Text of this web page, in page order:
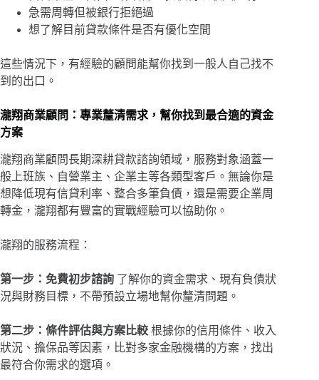
急需周轉但被銀行拒絕過
想了解目前貸款條件是否有優化空間
這些情況下，有經驗的顧問能幫你找到一般人自己找不
到的出口。
瀧翔商業顧問：專業釐清需求，幫你找到最合適的資金
方案
瀧翔商業顧問長期深耕貸款諮詢領域，服務對象涵蓋一
般上班族、自營業主、企業主等各類型客戶。無論你是
想降低現有信貸利率、整合多筆負債，還是需要企業周
轉金，瀧翔都有豐富的實戰經驗可以協助你。
瀧翔的服務流程：
第一步：免費初步諮詢 了解你的資金需求、現有負債狀
況與財務目標，不帶預設立場地幫你釐清問題。
第二步：條件評估與方案比較 根據你的信用條件、收入
狀況、擔保品等因素，比對多家金融機構的方案，找出
最符合你需求的選項。